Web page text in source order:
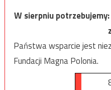
W sierpniu potrzebujemy:
Państwa wsparcie jest
Fundacji Magna Polonia.